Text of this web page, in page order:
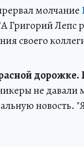
молчание
Григорий Лепс
своего
дорожке.
не
новость.